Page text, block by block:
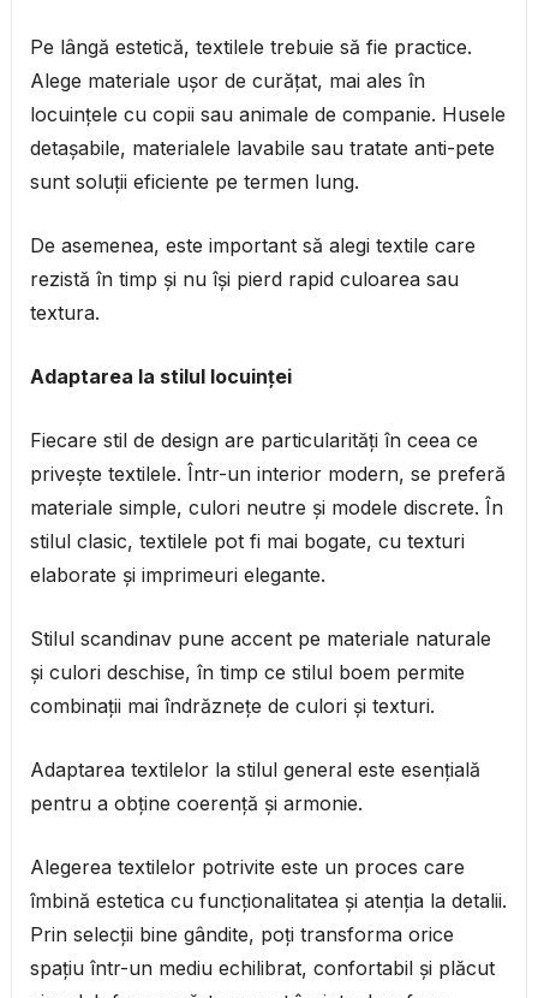
Pe lângă estetică, textilele trebuie să fie practice.
Alege materiale ușor de curățat, mai ales în
locuințele cu copii sau animale de companie. Husele
detașabile, materialele lavabile sau tratate anti-pete
sunt soluții eficiente pe termen lung.
De asemenea, este important să alegi textile care
rezistă în timp și nu își pierd rapid culoarea sau
textura.
Adaptarea la stilul locuinței
Fiecare stil de design are particularități în ceea ce
privește textilele. Într-un interior modern, se preferă
materiale simple, culori neutre și modele discrete. În
stilul clasic, textilele pot fi mai bogate, cu texturi
elaborate și imprimeuri elegante.
Stilul scandinav pune accent pe materiale naturale
și culori deschise, în timp ce stilul boem permite
combinații mai îndrăznețe de culori și texturi.
Adaptarea textilelor la stilul general este esențială
pentru a obține coerență și armonie.
Alegerea textilelor potrivite este un proces care
îmbină estetica cu funcționalitatea și atenția la detalii.
Prin selecții bine gândite, poți transforma orice
spațiu într-un mediu echilibrat, confortabil și plăcut